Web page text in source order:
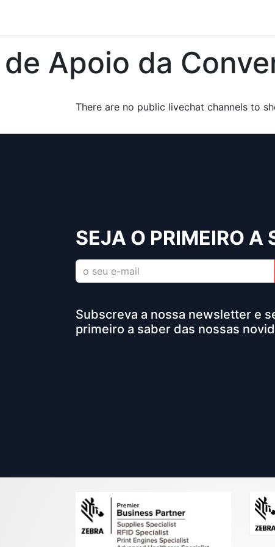
Apoio da
There are no public livechat channels to
SEJA O PRIMEIRO A
Subscreva a nossa newsletter e
primeiro a saber das nossas